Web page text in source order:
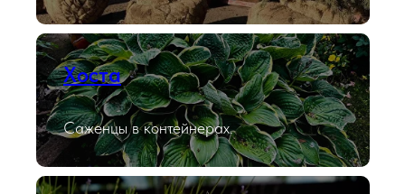
Хоста
Саженцы в контейнерах.